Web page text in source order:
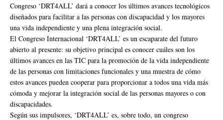
Congreso ‘DRT4ALL’ dará a conocer los últimos avances tecnológicos
diseñados para facilitar a las personas con discapacidad y los mayores
una vida independiente y una plena integración social.
El Congreso Internacional ‘DRT4ALL’ es un escaparate del futuro
abierto al presente: su objetivo principal es conocer cuáles son los
últimos avances en las TIC para la promoción de la vida independiente
de las personas con limitaciones funcionales y una muestra de cómo
estos avances pueden cooperar para proporcionar a todos una vida más
cómoda y mejorar la integración social de las personas mayores o con
discapacidades.
Según sus impulsores, ‘DRT4ALL’ es, sobre todo, un congreso